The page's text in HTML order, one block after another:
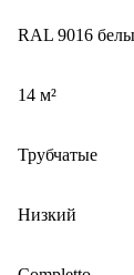
RAL 9016
14 м²
Трубчатые
Низкий